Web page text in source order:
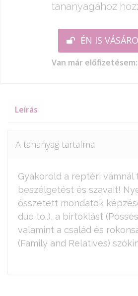
tananyagához
ÉN IS
Van már előfizetésem:
Leírás
A tananyag tartalma
Gyakorold a reptéri vámnál
beszélgetést és szavait!
összetett mondatok
due to..), a birtoklást
valamint a család és
(Family and Relatives)